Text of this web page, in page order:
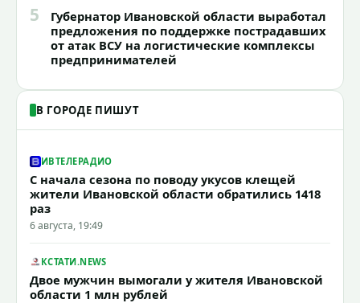
5
Губернатор Ивановской области выработал
предложения по поддержке пострадавших
от атак ВСУ на логистические комплексы
предпринимателей
В ГОРОДЕ ПИШУТ
ИВТЕЛЕРАДИО
С начала сезона по поводу укусов клещей
жители Ивановской области обратились 1418
раз
6 августа, 19:49
КСТАТИ.NEWS
Двое мужчин вымогали у жителя Ивановской
области 1 млн рублей